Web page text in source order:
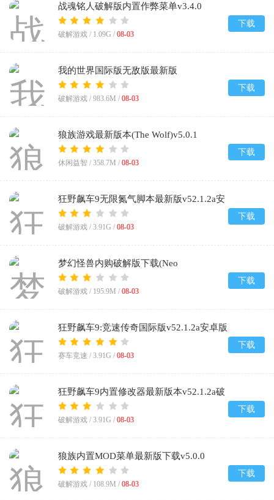
战魂铭人破解版内置作弊菜单v3.4.0
破解游戏 / 1.09G / 08-03
下载
我的世界国际版无敌版最新版
2026(Minecraft)v1.26.50.22
破解游戏 / 983.6M / 08-03
下载
狼族游戏最新版本(The Wolf)v5.0.1
休闲益智 / 358.7M / 08-03
下载
狂野飙车9无限氮气脚本最新版v52.1.2a安
装包
破解游戏 / 3.91G / 08-03
下载
梦幻怪兽内购破解版下载(Neo
Monsters)v3.2.3
破解游戏 / 195.9M / 08-03
下载
狂野飙车9:竞速传奇国际版v52.1.2a安卓版
赛车竞速 / 3.91G / 08-03
下载
狂野飙车9内置修改器最新版本v52.1.2a破
解版
破解游戏 / 3.91G / 08-03
下载
狼族内置MOD菜单最新版下载v5.0.0
破解游戏 / 108.9M / 08-03
下载